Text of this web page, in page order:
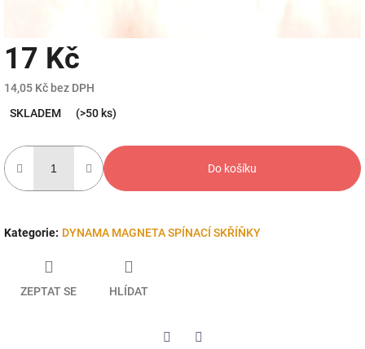
17 Kč
14,05 Kč bez DPH
cena:
SKLADEM (>50 ks)
Do košíku
Kategorie: DYNAMA MAGNETA SPÍNACÍ SKŘÍŇKY
ZEPTAT SE HLÍDAT